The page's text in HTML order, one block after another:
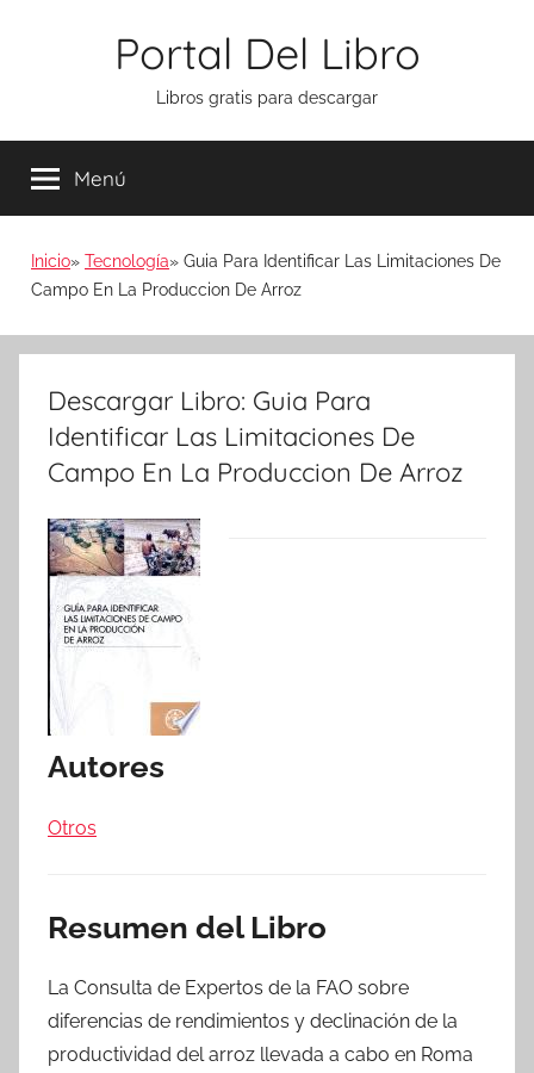
Portal Del Libro
Libros gratis para descargar
Menú
Inicio Tecnología
Guia Para Identificar Las Limitaciones De
Campo En La Produccion De Arroz
Descargar Libro: Guia Para
Identificar Las Limitaciones De
Campo En La Produccion De Arroz
Autores
Otros
Resumen del Libro
La Consulta de Expertos de la FAO sobre
diferencias de rendimientos y declinación de la
productividad del arroz llevada a cabo en Roma